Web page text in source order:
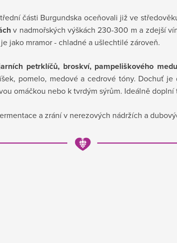
části Burgundska oceňovali již ve
v nadmořských výškách 230-300 m a zdejší
jako mramor - chladné a ušlechtilé zároveň.
petrklíčů, broskví, pampeliškového
pomelo, medové a cedrové tóny. Dochuť
omáčkou nebo k tvrdým sýrům. Ideálně
a zrání v nerezových nádržích a